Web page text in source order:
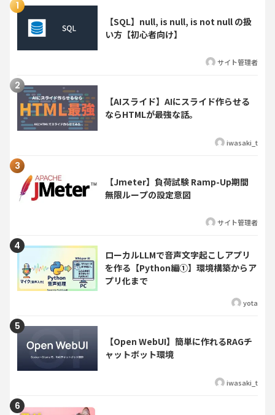
【SQL】null, is null, is not null の扱
い方【初心者向け】
サイト管理者
【AIスライド】AIにスライド作らせる
ならHTMLが最強な話。
iwasaki_t
【Jmeter】負荷試験 Ramp-Up期間
無限ループの設定意図
サイト管理者
ローカルLLMで音声文字起こしアプリ
を作る【Python編①】環境構築からア
プリ化まで
yota
【Open WebUI】簡単に作れるRAGチ
ャットボット環境
iwasaki_t